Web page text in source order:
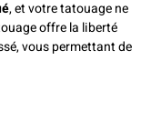
, et votre tatouage ne
offre la liberté
vous permettant de